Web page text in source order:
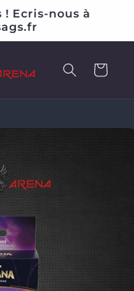
Ecris-nous à
Panier